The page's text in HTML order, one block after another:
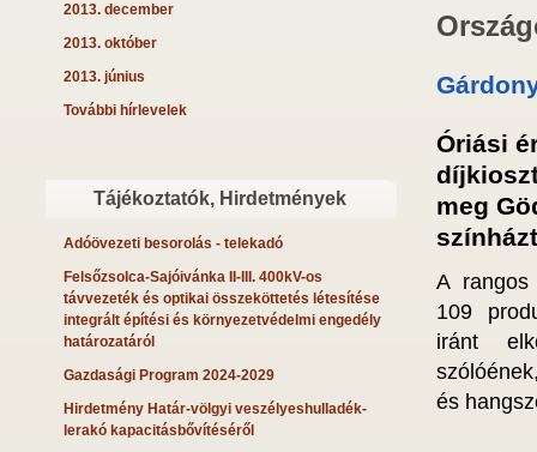
2013. december
2013. október
2013. június
További hírlevelek
Tájékoztatók, Hirdetmények
Adóövezeti besorolás - telekadó
Felsőzsolca-Sajóivánka II-III. 400kV-os
távvezeték és optikai összeköttetés létesítése
integrált építési és környezetvédelmi engedély
határozatáról
Gazdasági Program 2024-2029
Hirdetmény Határ-völgyi veszélyeshulladék-
lerakó kapacitásbővítéséről
Óriási
meg
A rangos
109
iránt
és